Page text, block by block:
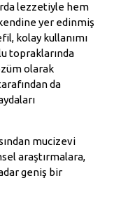
lezzetiyle hem
yer edinmiş
kolay kullanımı
topraklarında
olarak
da
mucizevi
araştırmalara,
geniş bir